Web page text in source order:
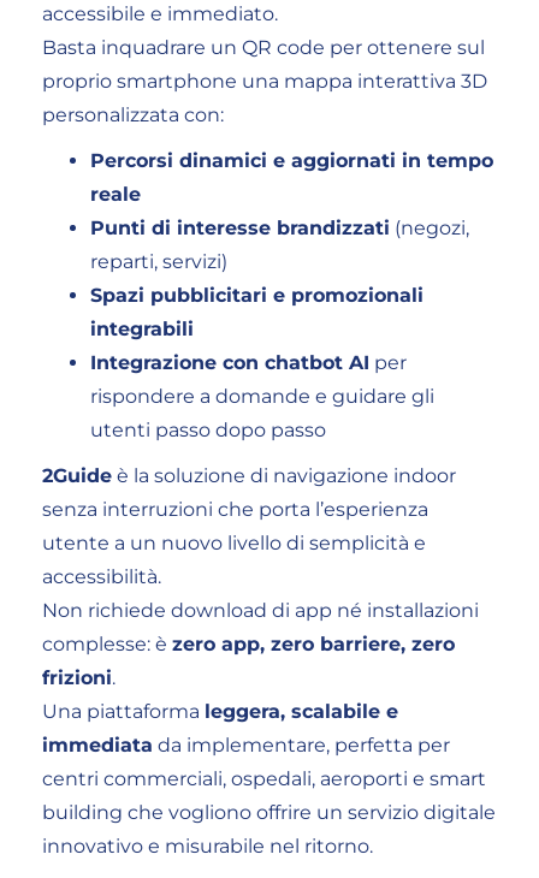
accessibile e immediato.
Basta inquadrare un QR code per ottenere sul
proprio smartphone una mappa interattiva 3D
personalizzata con:
Percorsi dinamici e aggiornati in tempo
reale
Punti di interesse brandizzati (negozi,
reparti, servizi)
Spazi pubblicitari e promozionali
integrabili
Integrazione con chatbot AI per
rispondere a domande e guidare gli
utenti passo dopo passo
2Guide è la soluzione di navigazione indoor
senza interruzioni che porta l’esperienza
utente a un nuovo livello di semplicità e
accessibilità.
Non richiede download di app né installazioni
complesse: è zero app, zero barriere, zero
frizioni.
Una piattaforma leggera, scalabile e
immediata da implementare, perfetta per
centri commerciali, ospedali, aeroporti e smart
building che vogliono offrire un servizio digitale
innovativo e misurabile nel ritorno.